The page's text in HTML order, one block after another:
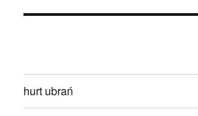
hurt ubrań